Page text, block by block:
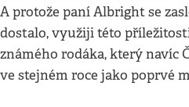
A protože paní Albright se
dostalo, využiji této
známého rodáka, který navíc
ve stejném roce jako poprvé